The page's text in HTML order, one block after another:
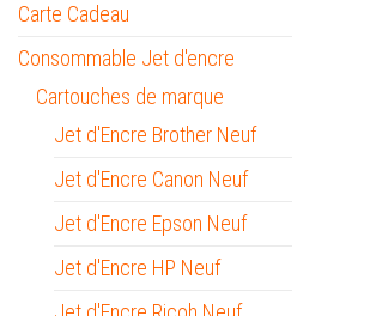
Carte Cadeau
Consommable Jet d'encre
Cartouches de marque
Jet d'Encre Brother Neuf
Jet d'Encre Canon Neuf
Jet d'Encre Epson Neuf
Jet d'Encre HP Neuf